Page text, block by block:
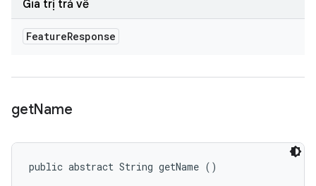
Giá trị trả về
FeatureResponse
getName
public abstract String getName ()